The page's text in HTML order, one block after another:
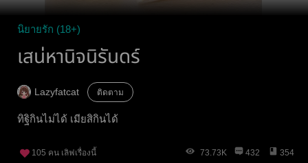
นิยายรัก (18+)
เสน่หานิจนิรันดร์
Lazyfatcat ติดตาม
ทิฐิกินไม่ได้ เมียสิกินได้
105 คน เลิฟเรื่องนี้ 73.73K 432 354